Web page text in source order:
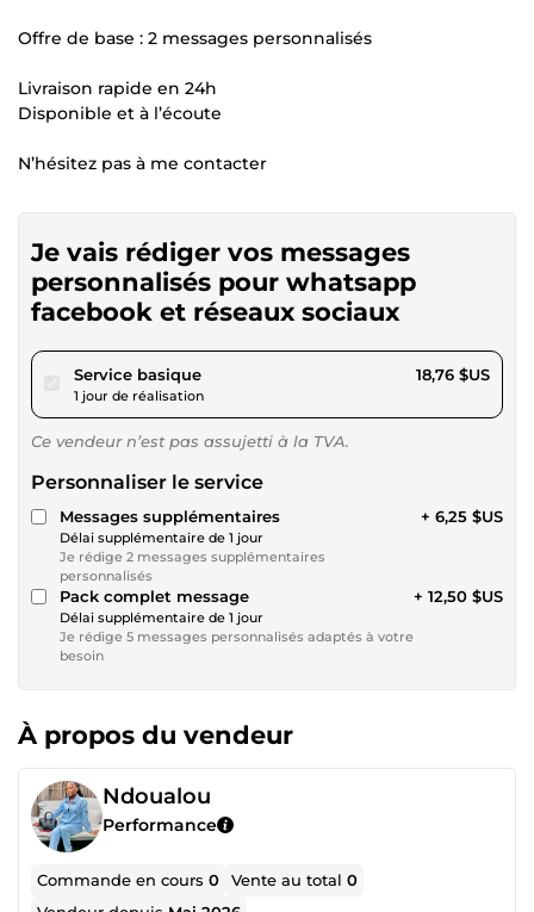
Offre de base : 2 messages personnalisés
Livraison rapide en 24h
Disponible et à l’écoute
N’hésitez pas à me contacter
Je vais rédiger vos messages
personnalisés pour whatsapp
facebook et réseaux sociaux
Service basiquepour 17,28 $US
1 jour de réalisation
18,76 $US
Ce vendeur n’est pas assujetti à la TVA.
Personnaliser le service
Messages supplémentaires
Délai supplémentaire de 1 jour
Je rédige 2 messages supplémentaires
personnalisés
+ 6,25 $US
Pack complet message
Délai supplémentaire de 1 jour
Je rédige 5 messages personnalisés adaptés à votre
besoin
+ 12,50 $US
À propos du vendeur
Ndoualou
Performance
Commande en cours0 Vente au total0